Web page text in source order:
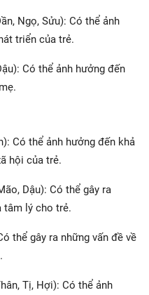
Ngọ, Sửu): Có thể ảnh
triển của trẻ.
Có thể ảnh hưởng đến
Có thể ảnh hưởng đến khả
hội của trẻ.
Dậu): Có thể gây ra
tâm lý cho trẻ.
thể gây ra những vấn đề về
Tị, Hợi): Có thể ảnh